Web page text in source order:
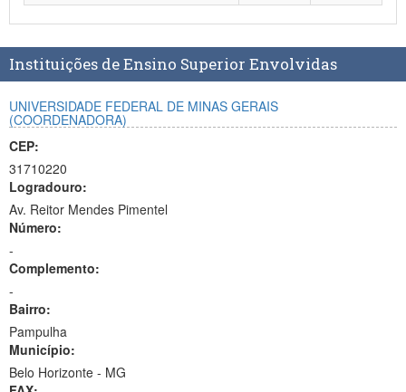
Instituições de Ensino Superior Envolvidas
UNIVERSIDADE FEDERAL DE MINAS GERAIS
(COORDENADORA)
CEP:
31710220
Logradouro:
Av. Reitor Mendes Pimentel
Número:
-
Complemento:
-
Bairro:
Pampulha
Município:
Belo Horizonte - MG